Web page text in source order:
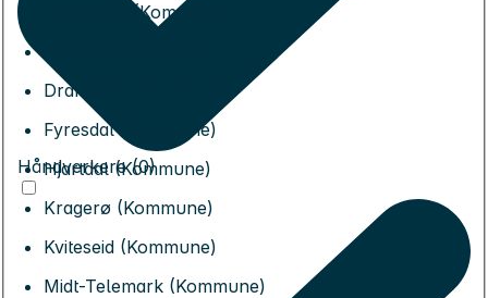
Vindafjord (Kommune)
Drangedal (Kommune)
Fyresdal (Kommune)
Hjartdal (Kommune)
Kragerø (Kommune)
Kviteseid (Kommune)
Midt-Telemark (Kommune)
Håndverkere (0)